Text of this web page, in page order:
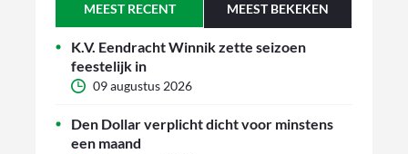
MEEST RECENT MEEST BEKEKEN
K.V. Eendracht Winnik zette seizoen
feestelijk in
09 augustus 2026
Den Dollar verplicht dicht voor minstens
een maand